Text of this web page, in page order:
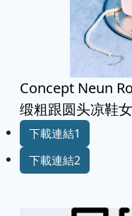
Concept Neun
缎粗跟圆头凉鞋
下載連結1
下載連結2